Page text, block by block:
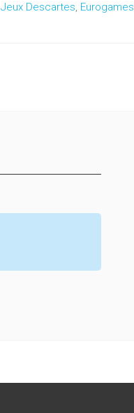
Jeux Descartes, Eurogames